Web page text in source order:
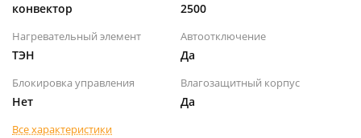
конвектор 2500
Нагревательный элемент
ТЭН
Автоотключение
Да
Блокировка управления
Нет
Влагозащитный корпус
Да
Все характеристики